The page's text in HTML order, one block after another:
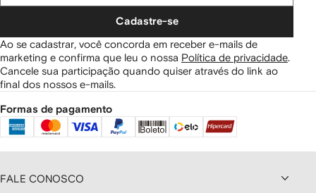
Cadastre-se
Ao se cadastrar, você concorda em receber e-mails de
marketing e confirma que leu o nossa Política de privacidade
Cancele sua participação quando quiser através do link ao
final dos nossos e-mails.
Formas de pagamento
FALE CONOSCO